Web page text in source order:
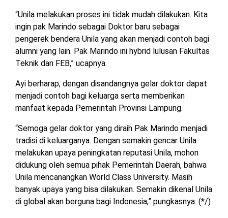
“Unila melakukan proses ini tidak mudah dilakukan. Kita
ingin pak Marindo sebagai Doktor baru sebagai
pengerek bendera Unila yang akan menjadi contoh bagi
alumni yang lain. Pak Marindo ini hybrid lulusan Fakultas
Teknik dan FEB,” ucapnya.
Ayi berharap, dengan disandangnya gelar doktor dapat
menjadi contoh bagi keluarga serta memberikan
manfaat kepada Pemerintah Provinsi Lampung.
“Semoga gelar doktor yang diraih Pak Marindo menjadi
tradisi di keluarganya. Dengan semakin gencar Unila
melakukan upaya peningkatan reputasi Unila, mohon
didukung oleh semua pihak Pemerintah Daerah, bahwa
Unila mencanangkan World Class University. Masih
banyak upaya yang bisa dilakukan. Semakin dikenal Unila
di global akan berguna bagi Indonesia,” pungkasnya. (*/)